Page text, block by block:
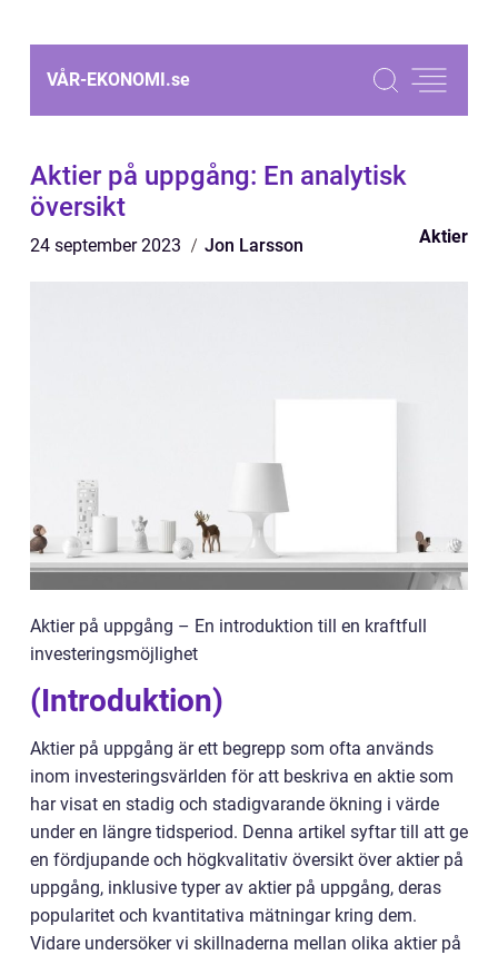
VÅR-EKONOMI.se
Aktier på uppgång: En analytisk
översikt
24 september 2023 Jon Larsson Aktier
Aktier på uppgång – En introduktion till en kraftfull
investeringsmöjlighet
(Introduktion)
Aktier på uppgång är ett begrepp som ofta används
inom investeringsvärlden för att beskriva en aktie som
har visat en stadig och stadigvarande ökning i värde
under en längre tidsperiod. Denna artikel syftar till att ge
en fördjupande och högkvalitativ översikt över aktier på
uppgång, inklusive typer av aktier på uppgång, deras
popularitet och kvantitativa mätningar kring dem.
Vidare undersöker vi skillnaderna mellan olika aktier på